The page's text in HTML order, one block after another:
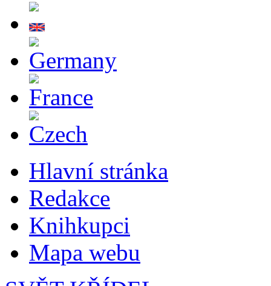
Hlavní stránka
Redakce
Knihkupci
Mapa webu